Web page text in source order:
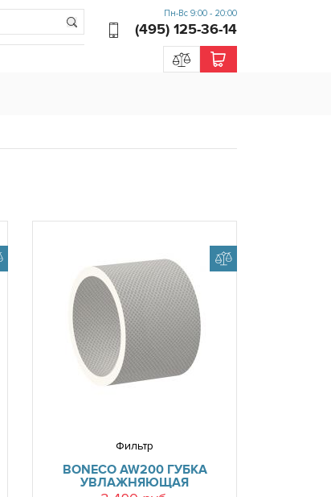
Пн-Вс 9:00 - 20:00
(495) 125-36-14
Фильтр
BONECO AW200 ГУБКА
УВЛАЖНЯЮЩАЯ